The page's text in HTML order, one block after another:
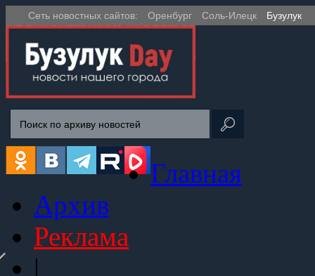
Сеть новостных сайтов: Оренбург Соль-Илецк Бузулук
Главная
Архив
Реклама
|